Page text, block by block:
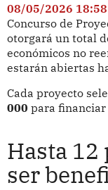
08/05/2026 18:58
Concurso de
otorgará un total
económicos no
estarán abiertas
Cada proyecto
000 para
Hasta
ser